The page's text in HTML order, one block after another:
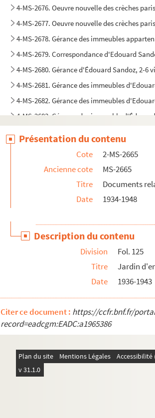
4-MS-2676. Oeuvre nouvelle des crèches
4-MS-2677. Oeuvre nouvelle des crèches
4-MS-2678. Gérance des immeubles
4-MS-2679. Correspondance d'Edouard
4-MS-2680. Gérance d'Édouard Sandoz, 2-
4-MS-2681. Gérance des immeubles
4-MS-2682. Gérance des immeubles
4-MS-2683. Gérance des immeuble
Présentation du contenu
Cote
2-MS-2665
Ancienne cote
MS-2665
Titre
Documents
Date
1934-1948
Description du contenu
Division
Fol. 125
Titre
Jardin
Date
1936-1943
Citer ce document : https://ccfr.bnf.fr/
record=eadcgm:EADC:a1965386
Plan du site Mentions Légales
v 31.1.0